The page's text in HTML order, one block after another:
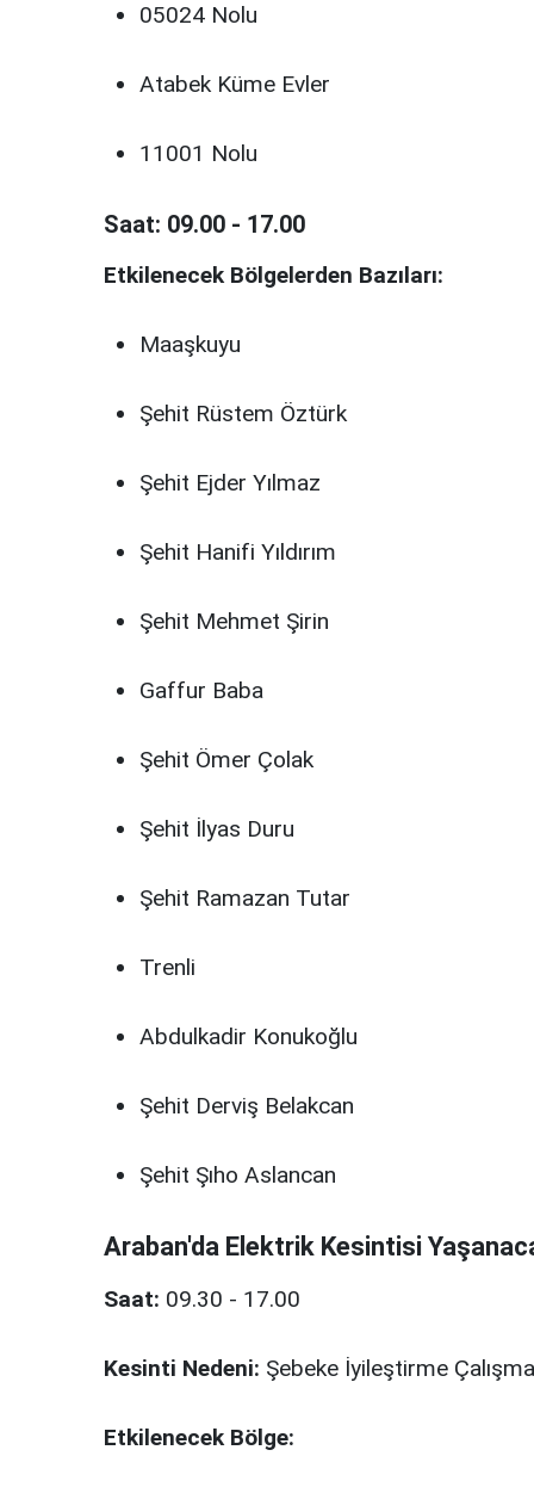
05024 Nolu
Atabek Küme Evler
11001 Nolu
Saat: 09.00 - 17.00
Etkilenecek Bölgelerden Bazıları:
Maaşkuyu
Şehit Rüstem Öztürk
Şehit Ejder Yılmaz
Şehit Hanifi Yıldırım
Şehit Mehmet Şirin
Gaffur Baba
Şehit Ömer Çolak
Şehit İlyas Duru
Şehit Ramazan Tutar
Trenli
Abdulkadir Konukoğlu
Şehit Derviş Belakcan
Şehit Şıho Aslancan
Araban'da Elektrik Kesintisi
Saat: 09.30 - 17.00
Kesinti Nedeni: Şebeke İyileştirme
Etkilenecek Bölge: